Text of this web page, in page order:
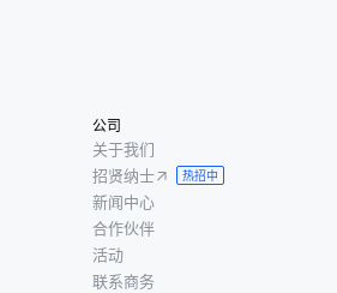
公司
关于我们
招贤纳士
热招中
新闻中心
合作伙伴
活动
联系商务